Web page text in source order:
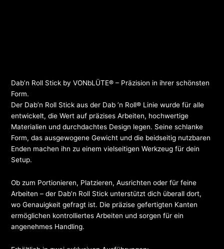
Dab’n Roll Stick by VONbLÜTE® – Präzision in ihrer schönsten
Form.
Der Dab’n Roll Stick aus der Dab ’n Roll® Linie wurde für alle
entwickelt, die Wert auf präzises Arbeiten, hochwertige
Materialien und durchdachtes Design legen. Seine schlanke
Form, das ausgewogene Gewicht und die beidseitig nutzbaren
Enden machen ihn zu einem vielseitigen Werkzeug für dein
Setup.
Ob zum Portionieren, Platzieren, Ausrichten oder für feine
Arbeiten – der Dab’n Roll Stick unterstützt dich überall dort,
wo Genauigkeit gefragt ist. Die präzise gefertigten Kanten
ermöglichen kontrolliertes Arbeiten und sorgen für ein
angenehmes Handling.